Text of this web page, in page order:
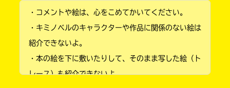
小学2年
小学4年
・コメントや絵は、心をこめてかいてください。
・キミノベルのキャラクターや作品に関係のない絵は
紹介できないよ。
・本の絵を下に敷いたりして、そのまま写した絵（ト
レース）も紹介できないよ。